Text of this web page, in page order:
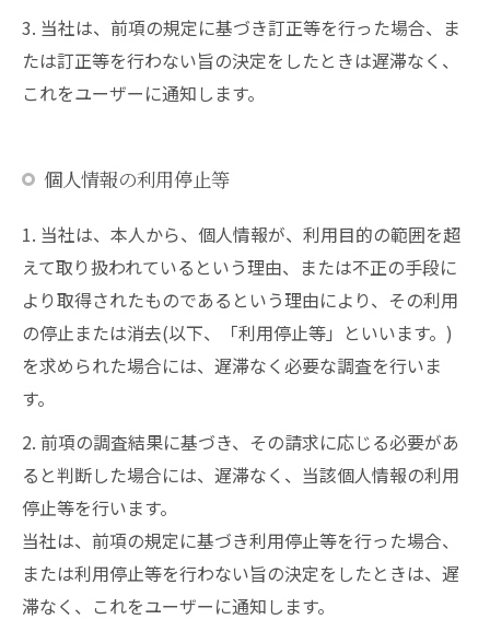
3. 当社は、前項の規定に基づき訂正等を行った場合、ま
たは訂正等を行わない旨の決定をしたときは遅滞なく、
これをユーザーに通知します。
個人情報の利用停止等
1. 当社は、本人から、個人情報が、利用目的の範囲を超
えて取り扱われているという理由、または不正の手段に
より取得されたものであるという理由により、その利用
の停止または消去(以下、「利用停止等」といいます。)
を求められた場合には、遅滞なく必要な調査を行いま
す。
2. 前項の調査結果に基づき、その請求に応じる必要があ
ると判断した場合には、遅滞なく、当該個人情報の利用
停止等を行います。
当社は、前項の規定に基づき利用停止等を行った場合、
または利用停止等を行わない旨の決定をしたときは、遅
滞なく、これをユーザーに通知します。